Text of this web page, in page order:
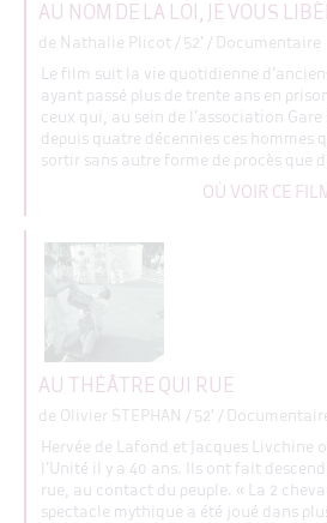
AU NOM DE LA LOI, JE VOUS
de Nathalie Plicot / 52' / Documentaire
Le film suit la vie quotidienne
ayant passé plus de trente ans en
ceux qui, au sein de l’association
depuis quatre décennies ces hommes
sortir sans autre forme de procès que
OÙ VOIR CE
AU THÉÂTRE QUI RUE
de Olivier STEPHAN / 52' /
Hervée de Lafond et Jacques Livchine
l’Unité il y a 40 ans. Ils ont fait
rue, au contact du peuple. « La 2
spectacle mythique a été joué dans